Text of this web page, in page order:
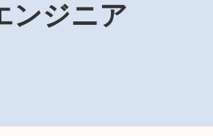
ンジニア